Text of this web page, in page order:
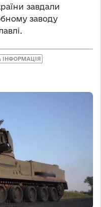
завдали
заводу
ІНФОРМАЦІЯ